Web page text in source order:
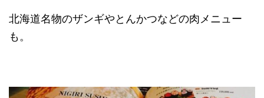
北海道名物のザンギやとんかつなどの肉メニュー
も。